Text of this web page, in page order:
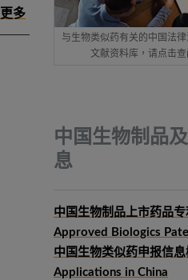
与生物类似药有关的中国法
文献资料库，请点击查
中国生物制品
息
中国生物制品上市药品
Approved Biologics
中国生物类似药申报信息
Applications in China